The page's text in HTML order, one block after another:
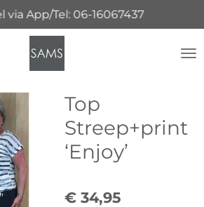
via App/Tel: 06-16067437
Top
Streep+print
‘Enjoy’
€ 34,95